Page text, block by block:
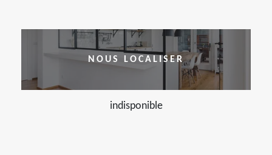
NOUS LOCALISER
indisponible